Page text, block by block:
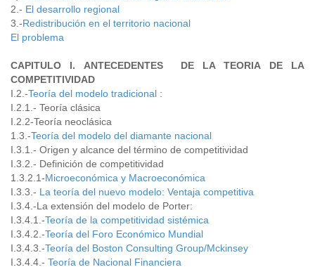
2.- El desarrollo regional
3.-Redistribución en el territorio nacional
El problema
CAPITULO I. ANTECEDENTES DE LA TEORIA DE LA
COMPETITIVIDAD
I.2.-Teoría del modelo tradicional :
I.2.1.- Teoría clásica
I.2.2-Teoría neoclásica
1.3.-Teoría del modelo del diamante nacional
I.3.1.- Origen y alcance del término de competitividad
I.3.2.- Definición de competitividad
1.3.2.1-Microeconómica y Macroeconómica
I.3.3.- La teoría del nuevo modelo: Ventaja competitiva
I.3.4.-La extensión del modelo de Porter:
I.3.4.1.-Teoría de la competitividad sistémica
I.3.4.2.-Teoría del Foro Económico Mundial
I.3.4.3.-Teoría del Boston Consulting Group/Mckinsey
I.3.4.4.- Teoría de Nacional Financiera